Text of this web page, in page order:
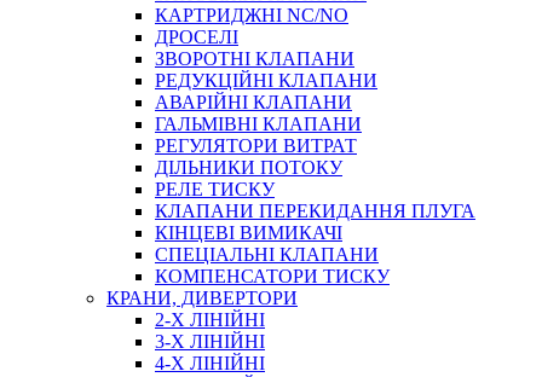
ЧЕРВ`ЯЧНІ
ПРУЖИННІ
НЕЙЛОНОВІ
ПРОРЕЗИНЕНІ
АВТОТОВАРИ
КАРТРИДЖНІ NC/NO
ДРОСЕЛІ
ЗВОРОТНІ КЛАПАНИ
РЕДУКЦІЙНІ КЛАПАНИ
АВАРІЙНІ КЛАПАНИ
ГАЛЬМІВНІ КЛАПАНИ
РЕГУЛЯТОРИ ВИТРАТ
ДІЛЬНИКИ ПОТОКУ
РЕЛЕ ТИСКУ
КЛАПАНИ ПЕРЕКИДАННЯ ПЛУГА
КІНЦЕВІ ВИМИКАЧІ
СПЕЦІАЛЬНІ КЛАПАНИ
КОМПЕНСАТОРИ ТИСКУ
КРАНИ, ДИВЕРТОРИ
2-Х ЛІНІЙНІ
3-Х ЛІНІЙНІ
4-Х ЛІНІЙНІ